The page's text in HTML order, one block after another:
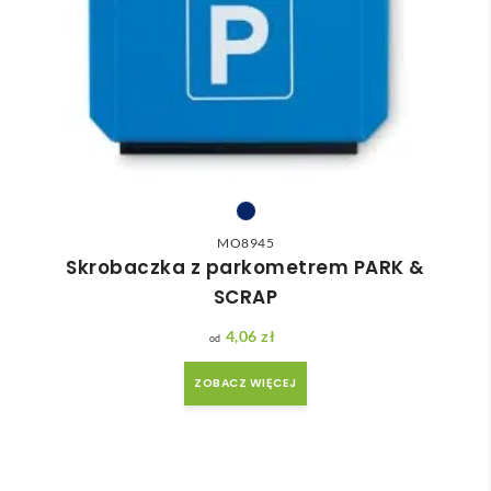
MO8945
Skrobaczka z parkometrem PARK &
SCRAP
4,06 zł
ZOBACZ WIĘCEJ